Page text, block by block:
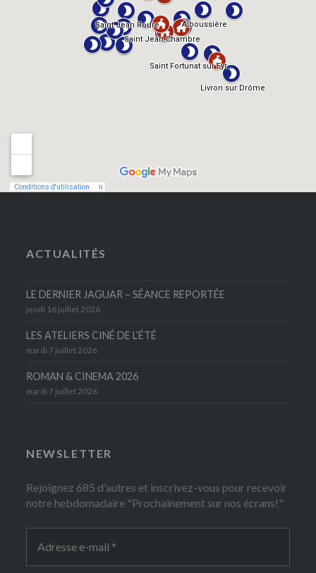
ACTUALITÉS
LE DERNIER JAGUAR – SÉANCE REPORTÉE
jeudi 16 juillet 2026
LES ATELIERS CINÉ DE L’ÉTÉ
mardi 7 juillet 2026
ROMAN & CINEMA 2026
mardi 7 juillet 2026
NEWSLETTER
Rejoignez 685 d'autres et inscrivez-vous pour recevoir
notre hebdomadaire "Prochainement sur nos écrans!"